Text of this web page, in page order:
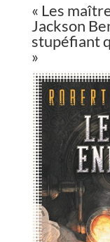
« Les
Jackson
stupéfiant
»